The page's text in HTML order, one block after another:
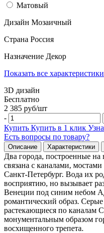
Матовый
Дизайн Мозаичный
Страна Россия
Назначение Декор
Показать все характеристики
3D дизайн
Бесплатно
2 385 руб/шт
-
Купить Купить в 1 клик
Есть вопросы по товару?
Описание Характеристики
Два города, построенные на
связана с каналами,
Санкт-Петербург. Вода их
восприятию, но вызывает
Венеции под синим небом
романтический образ.
растекающиеся по каналам
монументальным образом
восхищенного трепета.